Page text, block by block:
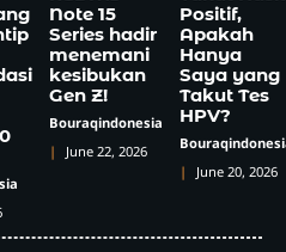
Note 15
Series hadir
menemani
kesibukan
Gen Z!
Bouraqindonesia
June 22, 2026
Positif,
Apakah
Hanya
Saya yang
Takut Tes
HPV?
June 20, 2026